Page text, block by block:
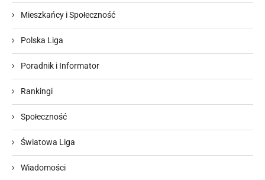
Mieszkańcy i Społeczność
Polska Liga
Poradnik i Informator
Rankingi
Społeczność
Światowa Liga
Wiadomości